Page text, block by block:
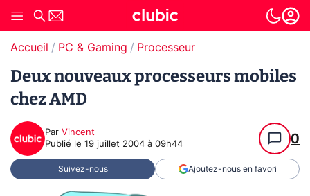
Accueil PC & Gaming Processeur
Deux nouveaux processeurs mobiles
chez AMD
Par Vincent
Publié le 19 juillet 2004 à 09h44 0
Suivez-nous Ajoutez-nous en favori